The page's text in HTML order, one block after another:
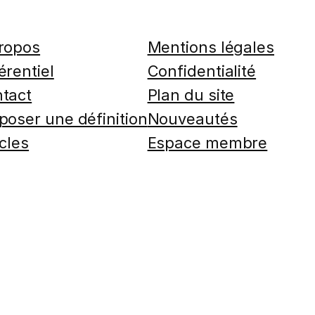
une définition
Mentions légales
Confidentialité
Plan du site
Nouveautés
Espace membre